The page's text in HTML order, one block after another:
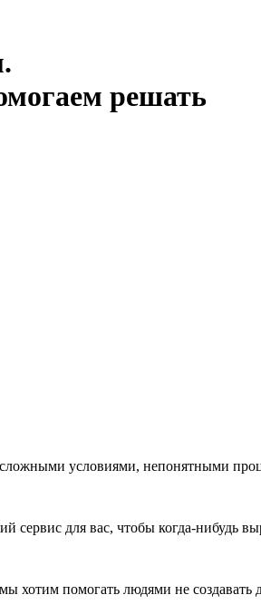
решать
условиями, непонятными
для вас, чтобы когда-нибудь
хотим помогать людями не создавать